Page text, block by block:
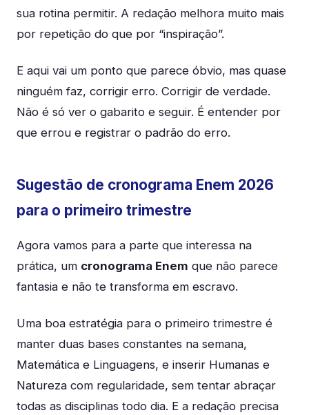
sua rotina permitir. A redação melhora muito mais
por repetição do que por “inspiração”.
E aqui vai um ponto que parece óbvio, mas quase
ninguém faz, corrigir erro. Corrigir de verdade.
Não é só ver o gabarito e seguir. É entender por
que errou e registrar o padrão do erro.
Sugestão de cronograma Enem 2026
para o primeiro trimestre
Agora vamos para a parte que interessa na
prática, um cronograma Enem que não parece
fantasia e não te transforma em escravo.
Uma boa estratégia para o primeiro trimestre é
manter duas bases constantes na semana,
Matemática e Linguagens, e inserir Humanas e
Natureza com regularidade, sem tentar abraçar
todas as disciplinas todo dia. E a redação precisa